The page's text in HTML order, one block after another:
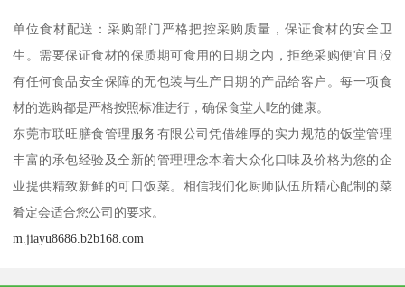
单位食材配送：采购部门严格把控采购质量，保证食材的安全卫
生。需要保证食材的保质期可食用的日期之内，拒绝采购便宜且没
有任何食品安全保障的无包装与生产日期的产品给客户。每一项食
材的选购都是严格按照标准进行，确保食堂人吃的健康。
东莞市联旺膳食管理服务有限公司凭借雄厚的实力规范的饭堂管理
丰富的承包经验及全新的管理理念本着大众化口味及价格为您的企
业提供精致新鲜的可口饭菜。相信我们化厨师队伍所精心配制的菜
肴定会适合您公司的要求。
m.jiayu8686.b2b168.com